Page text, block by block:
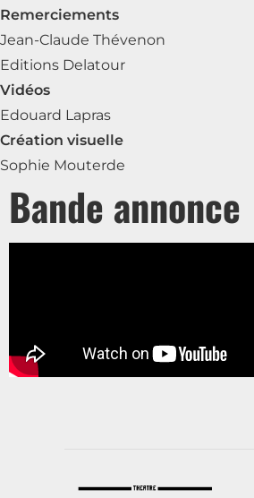
Remerciements
Jean-Claude Thévenon
Editions Delatour
Vidéos
Edouard Lapras
Création visuelle
Sophie Mouterde
Bande annonce